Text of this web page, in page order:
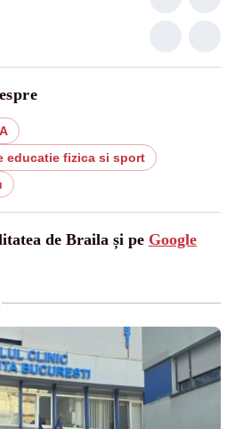
educatie fizica si sport
de Braila și pe Google